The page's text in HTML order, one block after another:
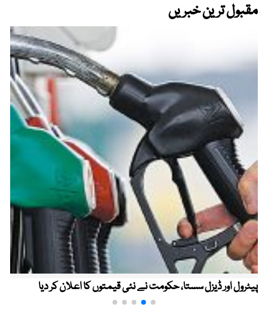
مقبول ترین خبریں
پیٹرول اور ڈیزل سستا، حکومت نے نئی قیمتوں کا اعلان کر دیا